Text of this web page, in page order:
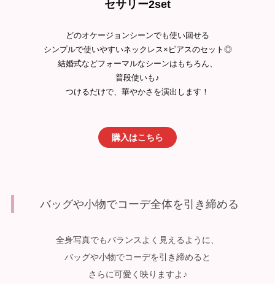
セサリー2set
どのオケージョンシーンでも使い回せる
シンプルで使いやすいネックレス×ピアスのセット◎
結婚式などフォーマルなシーンはもちろん、
普段使いも♪
つけるだけで、華やかさを演出します！
購入はこちら
バッグや小物でコーデ全体を引き締める
全身写真でもバランスよく見えるように、
バッグや小物でコーデを引き締めると
さらに可愛く映りますよ♪